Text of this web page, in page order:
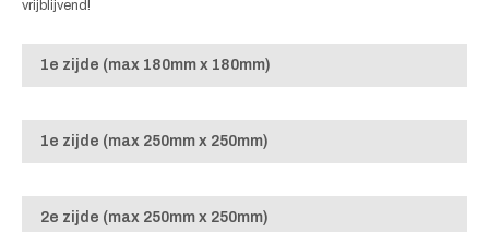
vrijblijvend!
1e zijde (max 180mm x 180mm)
1e zijde (max 250mm x 250mm)
2e zijde (max 250mm x 250mm)